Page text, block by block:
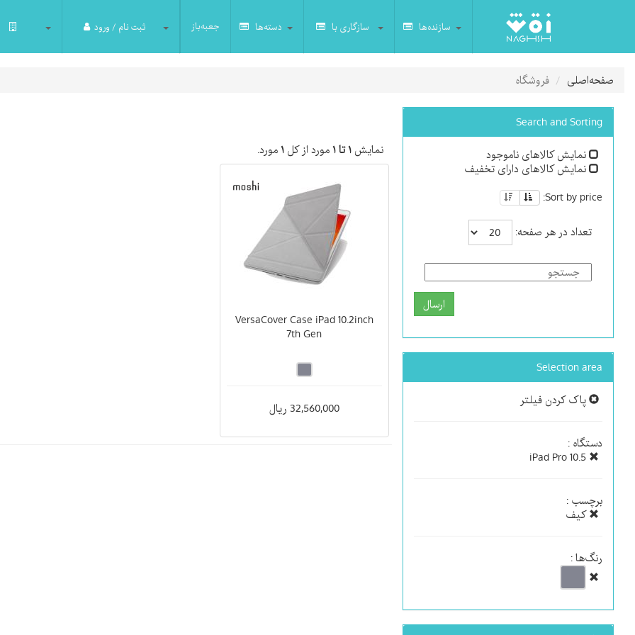
سازنده‌ها سازگاری با دسته‌ها جعبه‌باز ثبت نام / ورود
صفحه‌اصلی فروشگاه
Search and Sorting
نمایش کالاهای ناموجود
نمایش کالاهای دارای تخفیف
Sort by price:
تعداد در هر صفحه:
ارسال
Selection area
پاک کردن فیلتر
دستگاه :
برچسب :
کیف
رنگ‌ها :
نمایش۱ تا ۱ مورد از کل۱ مورد.
VersaCover Case iPad 10.2inch
7th Gen
32,560,000 ریال